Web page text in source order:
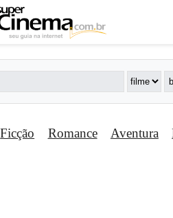
Ficção Romance Aventura